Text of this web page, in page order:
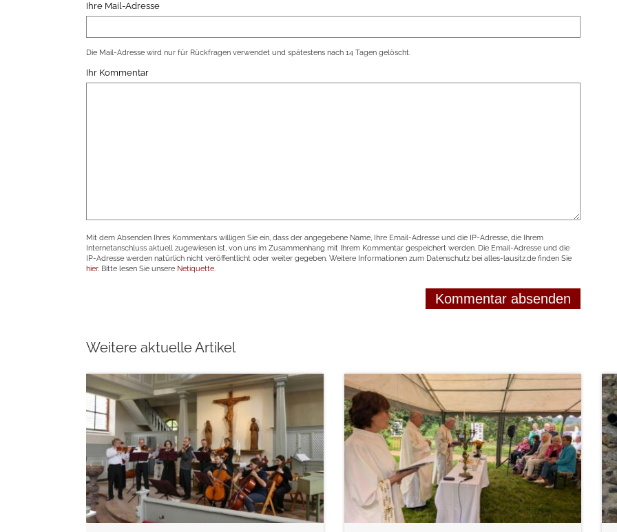
Ihre Mail-Adresse
Die Mail-Adresse wird nur für Rückfragen verwendet und spätestens nach 14 Tagen gelöscht.
Ihr Kommentar
Mit dem Absenden Ihres Kommentars willigen Sie ein, dass der angegebene Name, Ihre Email-Adresse und die IP-Adresse, die Ihrem
Internetanschluss aktuell zugewiesen ist, von uns im Zusammenhang mit Ihrem Kommentar gespeichert werden. Die Email-Adresse und die
IP-Adresse werden natürlich nicht veröffentlicht oder weiter gegeben. Weitere Informationen zum Datenschutz bei alles-lausitz.de finden Sie
hier. Bitte lesen Sie unsere Netiquette.
Weitere aktuelle Artikel
weiterlesen weiterlesen